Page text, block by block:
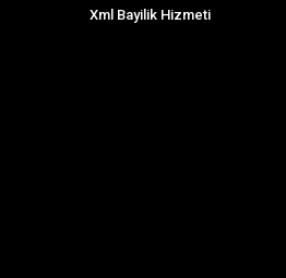
Xml Bayilik Hizmeti